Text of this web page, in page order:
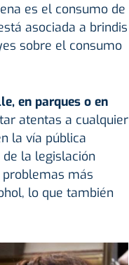
es el consumo de
asociada a brindis
sobre el consumo
en parques o en
atentas a cualquier
la vía pública
la legislación
más
lo que también